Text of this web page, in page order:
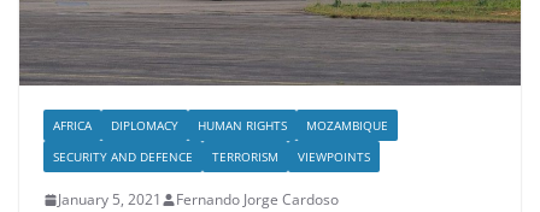
AFRICA DIPLOMACY HUMAN RIGHTS
MOZAMBIQUE
SECURITY AND DEFENCE
TERRORISM VIEWPOINTS
January 5, 2021 Fernando Jorge Cardoso